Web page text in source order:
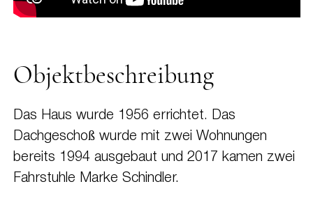
Objektbeschreibung
Das Haus wurde 1956 errichtet. Das
Dachgeschoß wurde mit zwei Wohnungen
bereits 1994 ausgebaut und 2017 kamen zwei
Fahrstuhle Marke Schindler.